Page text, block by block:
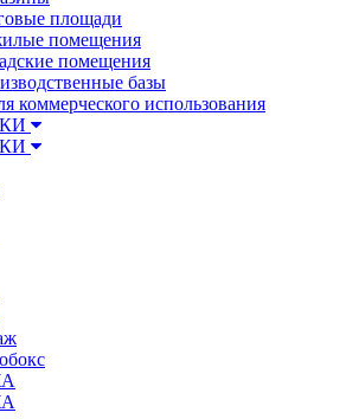
площади
помещения
помещения
базы
коммерческого использования